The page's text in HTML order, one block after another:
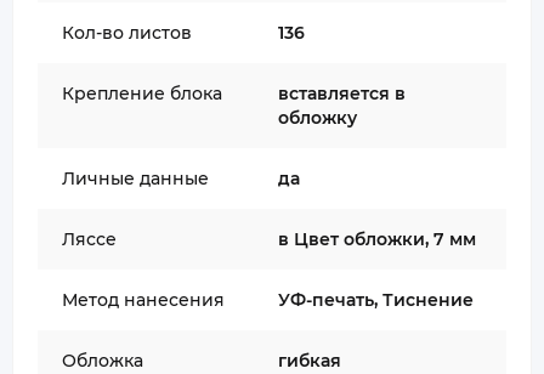
Кол-во листов 136
Крепление блока
вставляется в
обложку
Личные данные да
Ляссе в Цвет обложки, 7 мм
Метод нанесения УФ-печать, Тиснение
Обложка гибкая